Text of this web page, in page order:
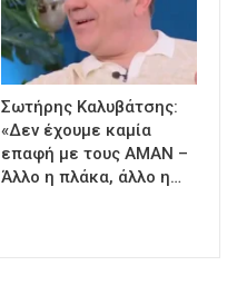
Σωτήρης Καλυβάτσης:
«Δεν έχουμε καμία
επαφή με τους ΑΜΑΝ –
Άλλο η πλάκα, άλλο η…